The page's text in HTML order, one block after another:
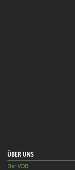
ÜBER UNS
Der VDB